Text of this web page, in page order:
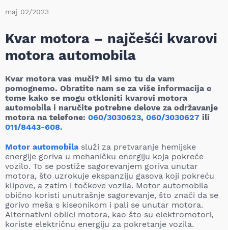
maj 02/2023
Kvar motora – najčešći kvarovi
motora automobila
Kvar motora vas muči? Mi smo tu da vam
pomognemo. Obratite nam se za više informacija o
tome kako se mogu otkloniti kvarovi motora
automobila i naručite potrebne delove za održavanje
motora na telefone: 060/3030623, 060/3030627 ili
011/8443-608.
Motor automobilasluži za pretvaranje hemijske
energije goriva u mehaničku energiju koja pokreće
vozilo. To se postiže sagorevanjem goriva unutar
motora, što uzrokuje ekspanziju gasova koji pokreću
klipove, a zatim i točkove vozila. Motor automobila
obično koristi unutrašnje sagorevanje, što znači da se
gorivo meša s kiseonikom i pali se unutar motora.
Alternativni oblici motora, kao što su elektromotori,
koriste električnu energiju za pokretanje vozila.